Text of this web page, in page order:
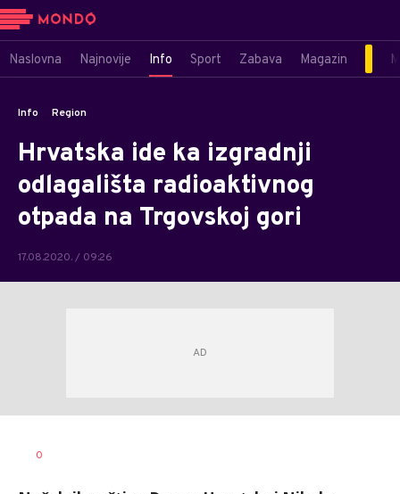
Naslovna Najnovije Info Sport Zabava Magazin
Info Region
Hrvatska ide ka izgradnji
odlagališta radioaktivnog
otpada na Trgovskoj gori
17.08.2020. / 09:26
AUTOR
0